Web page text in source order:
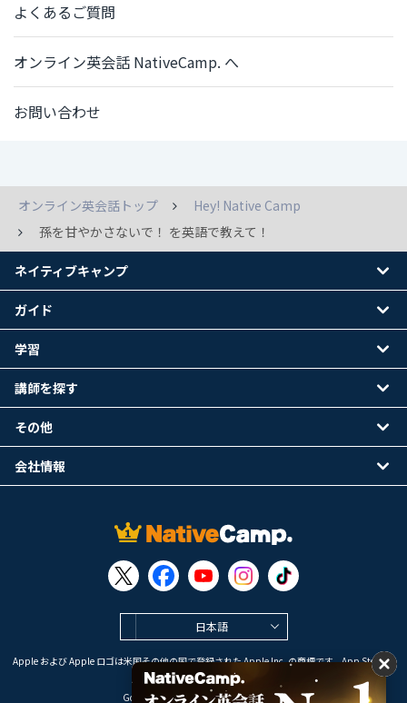
よくあるご質問
オンライン英会話 NativeCamp. へ
お問い合わせ
オンライン英会話トップ
Hey! Native Camp
孫を甘やかさないで！ を英語で教えて！
日本語
Apple および Apple ロゴは米国その他の国で登録された Apple Inc. の商標です。App Store は
Apple Inc. のサービスマークです。
Google Play は Google LLC の商標です。
ネイティブキャンプ
ガイド
学習
講師を探す
その他
会社情報